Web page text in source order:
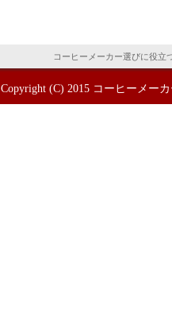
コーヒーメーカー選びに役立
Copyright (C) 2015 コーヒーメー